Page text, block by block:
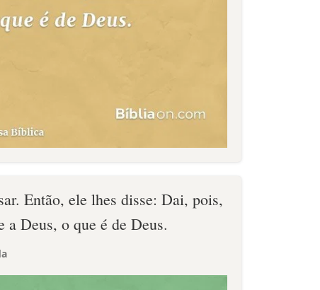
Então, ele lhes disse: Dai, pois,
a Deus, o que é de Deus.